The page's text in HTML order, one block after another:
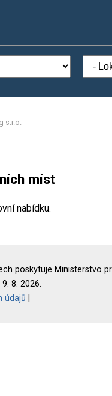
s.r.o.
míst
nabídku.
poskytuje Ministerstvo
8. 2026.
údajů